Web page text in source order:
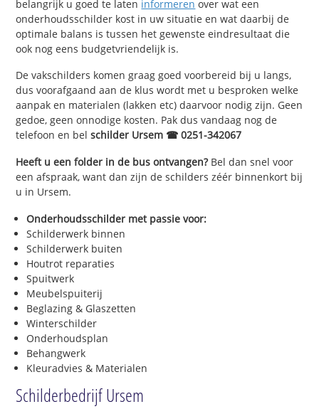
belangrijk u goed te laten informeren over wat een
onderhoudsschilder kost in uw situatie en wat daarbij de
optimale balans is tussen het gewenste eindresultaat die
ook nog eens budgetvriendelijk is.
De vakschilders komen graag goed voorbereid bij u langs,
dus voorafgaand aan de klus wordt met u besproken welke
aanpak en materialen (lakken etc) daarvoor nodig zijn. Geen
gedoe, geen onnodige kosten. Pak dus vandaag nog de
telefoon en belschilder Ursem ☎ 0251-342067
Heeft u een folder in de bus ontvangen?Bel dan snel voor
een afspraak, want dan zijn de schilders zéér binnenkort bij
u in Ursem.
Onderhoudsschilder met passie voor:
Schilderwerk binnen
Schilderwerk buiten
Houtrot reparaties
Spuitwerk
Meubelspuiterij
Beglazing & Glaszetten
Winterschilder
Onderhoudsplan
Behangwerk
Kleuradvies & Materialen
Schilderbedrijf Ursem